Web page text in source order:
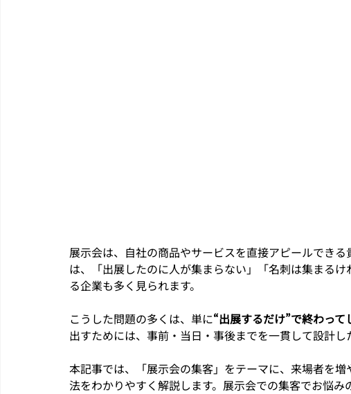
展示会は、自社の商品やサービスを直接アピールでき
は、「出展したのに人が集まらない」「名刺は集まる
る企業も多く見られます。
こうした問題の多くは、単に“出展するだけ”で終わっ
出すためには、事前・当日・事後までを一貫して設計し
本記事では、「展示会の集客」をテーマに、来場者を
法をわかりやすく解説します。展示会での集客でお悩み